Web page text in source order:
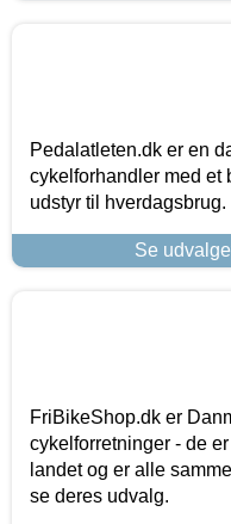
Pedalatleten.dk er en
cykelforhandler med et
udstyr til
Se
FriBikeShop.dk er
cykelforretninger - de
landet og er alle
se deres udvalg.